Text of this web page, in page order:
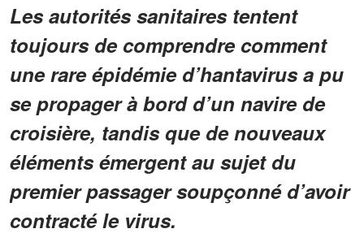
Les autorités sanitaires tentent
toujours de comprendre comment
une rare épidémie d’hantavirus a pu
se propager à bord d’un navire de
croisière, tandis que de nouveaux
éléments émergent au sujet du
premier passager soupçonné d’avoir
contracté le virus.